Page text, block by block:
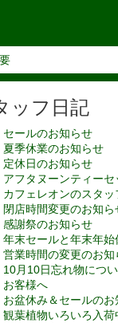
ッフ日記
セールのお知らせ
夏季休業のお知らせ
定休日のお知らせ
アフタヌーンティー
カフェレオンのスタッ
閉店時間変更のお知ら
感謝祭のお知らせ
年末セールと年末年
営業時間の変更のお知
10月10日忘れ物につ
お客様へ
お盆休み＆セールのお
観葉植物いろいろ入荷